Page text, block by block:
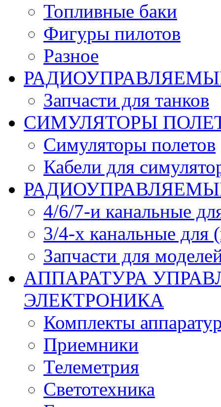
Топливные баки
Фигуры пилотов
Разное
Запчасти для танков
СИМУЛЯТОРЫ
Симуляторы полетов
Кабели для
4/6/7-и канальные
3/4-х канальные
Запчасти для
АППАРАТУРА
ЭЛЕКТРОНИКА
Комплекты
Приемники
Телеметрия
Светотехника